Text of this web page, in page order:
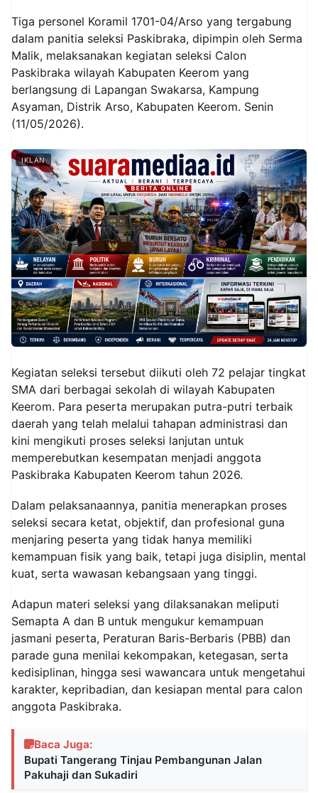
Tiga personel Koramil 1701-04/Arso yang tergabung
dalam panitia seleksi Paskibraka, dipimpin oleh Serma
Malik, melaksanakan kegiatan seleksi Calon
Paskibraka wilayah Kabupaten Keerom yang
berlangsung di Lapangan Swakarsa, Kampung
Asyaman, Distrik Arso, Kabupaten Keerom. Senin
(11/05/2026).
IKLAN
Kegiatan seleksi tersebut diikuti oleh 72 pelajar tingkat
SMA dari berbagai sekolah di wilayah Kabupaten
Keerom. Para peserta merupakan putra-putri terbaik
daerah yang telah melalui tahapan administrasi dan
kini mengikuti proses seleksi lanjutan untuk
memperebutkan kesempatan menjadi anggota
Paskibraka Kabupaten Keerom tahun 2026.
Dalam pelaksanaannya, panitia menerapkan proses
seleksi secara ketat, objektif, dan profesional guna
menjaring peserta yang tidak hanya memiliki
kemampuan fisik yang baik, tetapi juga disiplin, mental
kuat, serta wawasan kebangsaan yang tinggi.
Adapun materi seleksi yang dilaksanakan meliputi
Semapta A dan B untuk mengukur kemampuan
jasmani peserta, Peraturan Baris-Berbaris (PBB) dan
parade guna menilai kekompakan, ketegasan, serta
kedisiplinan, hingga sesi wawancara untuk mengetahui
karakter, kepribadian, dan kesiapan mental para calon
anggota Paskibraka.
Baca Juga:
Bupati Tangerang Tinjau Pembangunan Jalan
Pakuhaji dan Sukadiri